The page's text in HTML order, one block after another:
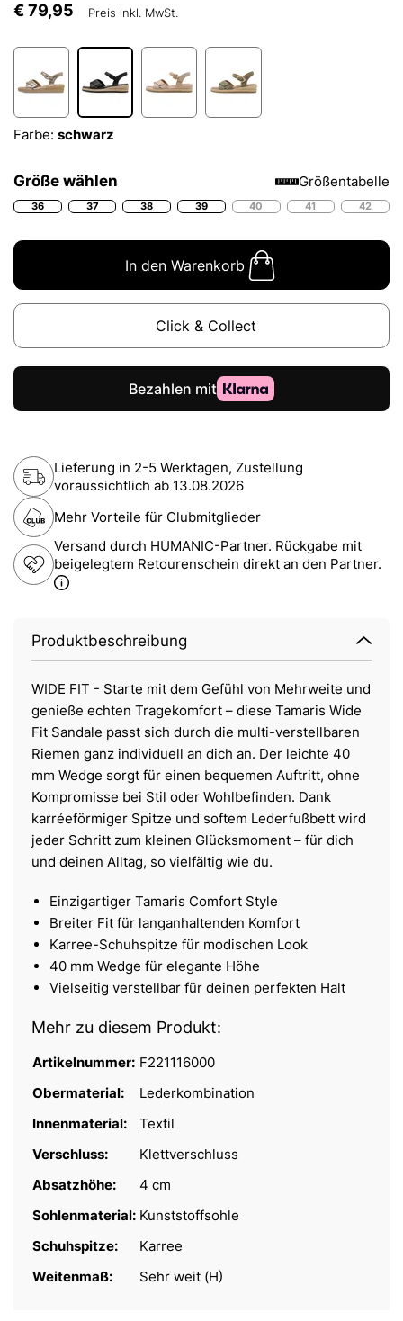
€ 79,95 Preis inkl. MwSt.
Farbe: schwarz
Größe wählen Größentabelle
36 37 38 39 40 41 42
In den Warenkorb
Click & Collect
Lieferung in 2-5 Werktagen, Zustellung
voraussichtlich ab 13.08.2026
Mehr Vorteile für Clubmitglieder
Versand durch HUMANIC-Partner. Rückgabe mit
beigelegtem Retourenschein direkt an den Partner.
Produktbeschreibung
WIDE FIT - Starte mit dem Gefühl von Mehrweite und
genieße echten Tragekomfort – diese Tamaris Wide
Fit Sandale passt sich durch die multi-verstellbaren
Riemen ganz individuell an dich an. Der leichte 40
mm Wedge sorgt für einen bequemen Auftritt, ohne
Kompromisse bei Stil oder Wohlbefinden. Dank
karréeförmiger Spitze und softem Lederfußbett wird
jeder Schritt zum kleinen Glücksmoment – für dich
und deinen Alltag, so vielfältig wie du.
Einzigartiger Tamaris Comfort Style
Breiter Fit für langanhaltenden Komfort
Karree-Schuhspitze für modischen Look
40 mm Wedge für elegante Höhe
Vielseitig verstellbar für deinen perfekten Halt
Mehr zu diesem Produkt:
Artikelnummer: F221116000
Obermaterial:
Lederkombination
Innenmaterial:
Textil
Verschluss:
Klettverschluss
Absatzhöhe:
4 cm
Sohlenmaterial: Kunststoffsohle
Schuhspitze:
Karree
Weitenmaß:
Sehr weit (H)